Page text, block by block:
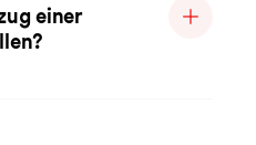
einer